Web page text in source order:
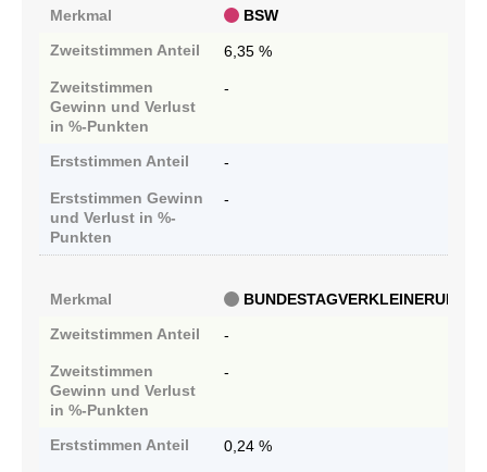
Merkmal
BSW
Zweitstimmen Anteil 6,35 %
Zweitstimmen
Gewinn und Verlust
in %-Punkten
-
Erststimmen Anteil -
Erststimmen Gewinn
und Verlust in %-
Punkten
-
Merkmal
BUNDESTAGVERKLEINERUNG
Zweitstimmen Anteil -
Zweitstimmen
Gewinn und Verlust
in %-Punkten
-
Erststimmen Anteil 0,24 %